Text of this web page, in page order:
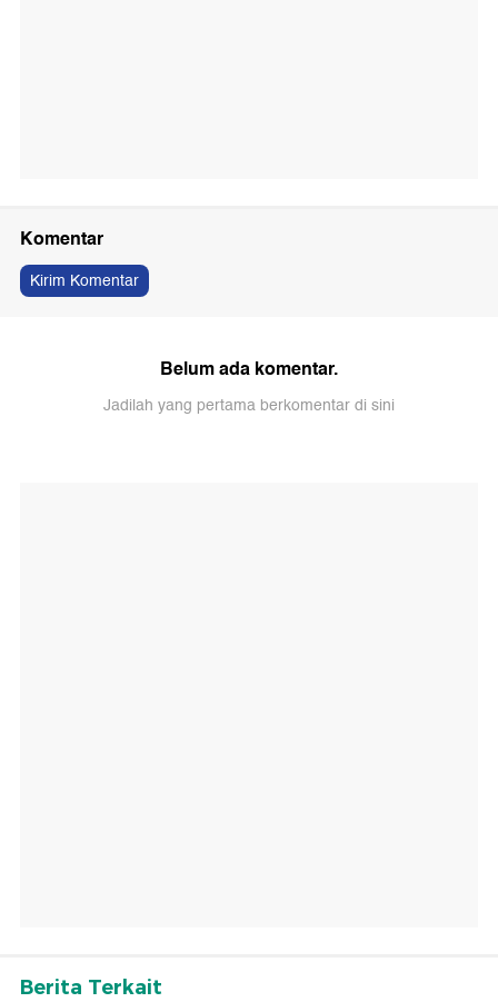
Komentar
Kirim Komentar
Belum ada komentar.
Jadilah yang pertama berkomentar di sini
Berita Terkait